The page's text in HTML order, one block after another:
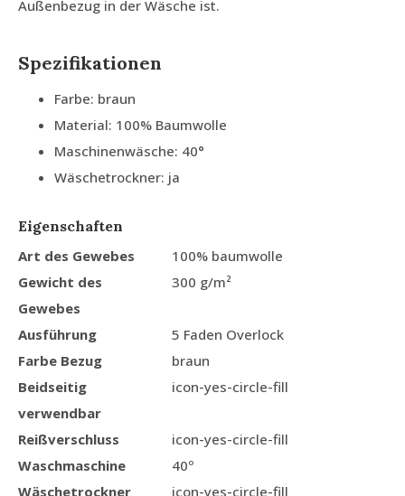
Außenbezug in der Wäsche ist.
Spezifikationen
Farbe: braun
Material: 100% Baumwolle
Maschinenwäsche: 40°
Wäschetrockner: ja
Eigenschaften
Art des Gewebes
100% baumwolle
Gewicht des
Gewebes
300 g/m²
Ausführung
5 Faden Overlock
Farbe Bezug
braun
Beidseitig
verwendbar
icon-yes-circle-fill
Reißverschluss
icon-yes-circle-fill
Waschmaschine
40º
Wäschetrockner
icon-yes-circle-fill